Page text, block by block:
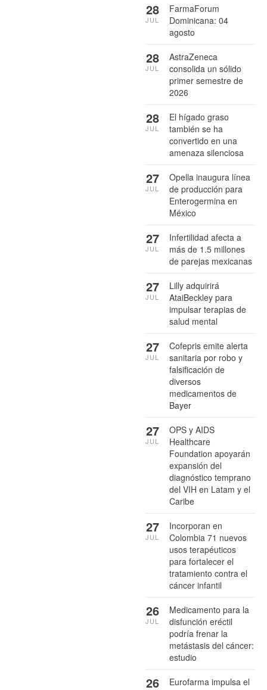
FarmaForum
Dominicana: 04
agosto
28
JUL
AstraZeneca
consolida un sólido
primer semestre de
2026
28
JUL
El hígado graso
también se ha
convertido en una
amenaza silenciosa
28
JUL
Opella inaugura línea
de producción para
Enterogermina en
México
27
JUL
Infertilidad afecta a
más de 1.5 millones
de parejas mexicanas
27
JUL
Lilly adquirirá
AtaiBeckley para
impulsar terapias de
salud mental
27
JUL
Cofepris emite alerta
sanitaria por robo y
falsificación de
diversos
medicamentos de
Bayer
27
JUL
OPS y AIDS
Healthcare
Foundation apoyarán
expansión del
diagnóstico temprano
del VIH en Latam y el
Caribe
27
JUL
Incorporan en
Colombia 71 nuevos
usos terapéuticos
para fortalecer el
tratamiento contra el
cáncer infantil
27
JUL
Medicamento para la
disfunción eréctil
podría frenar la
metástasis del cáncer:
estudio
26
JUL
Eurofarma impulsa el
26